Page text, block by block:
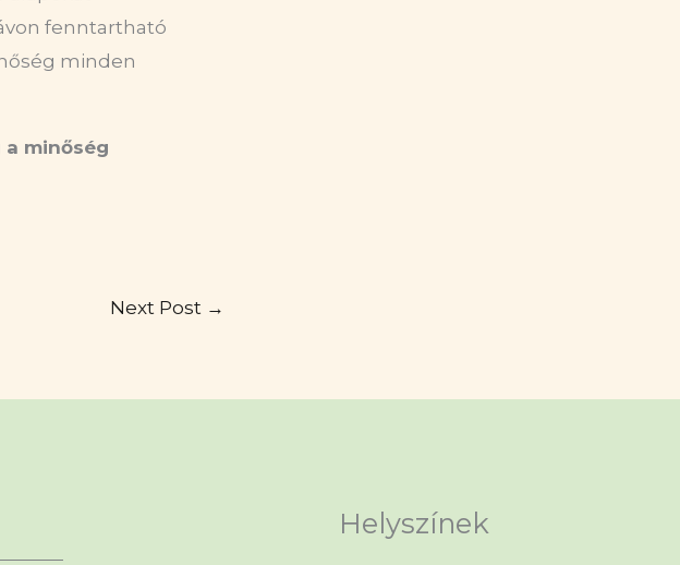
fenntartható
minden
a minőség
Next Post →
www.facebook.com/sportrehabilitaciosedzo
www.youtube.com/@monikaszilagyi504
Helyszínek